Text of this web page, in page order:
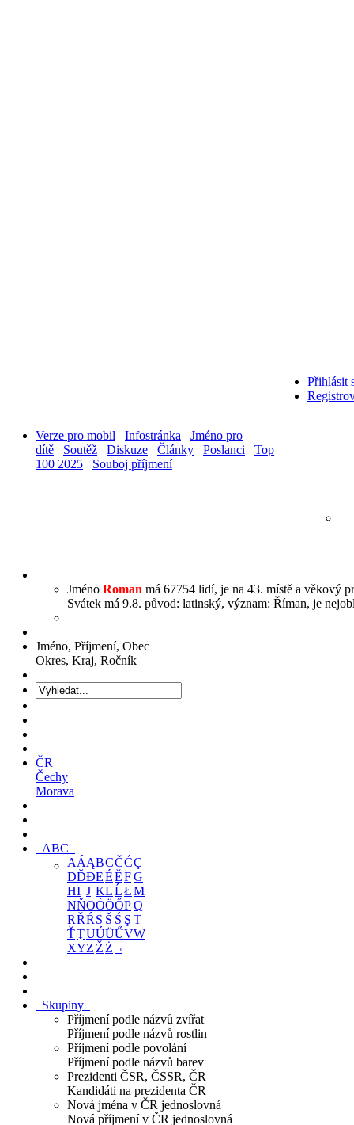
Verze pro mobil Infostránka
Jméno pro
dítě
Soutěž Diskuze Články Poslanci
Top
100 2025
Souboj příjmení
Přihlásit
Jméno Roman má 67754 lidí, je na 43. místě a věkový
Svátek má 9.8. původ: latinský, význam: Říman, je
Jméno, Příjmení, Obec
Okres, Kraj, Ročník
ČR
Čechy
Morava
ABC
AÁĄBCČĆÇ
DĎĐEÉĚFG
HI J KLĹŁM
NŇOÓÖŐPQ
RŘŔ S Š Ś Ş T
ŤŢUÚÜŰVW
XYZ Ž Ż¬
Skupiny
Příjmení podle názvů zvířat
Příjmení podle názvů rostlin
Příjmení podle povolání
Příjmení podle názvů barev
Prezidenti ČSR, ČSSR, ČR
Kandidáti na prezidenta ČR
Nová jména v ČR jednoslovná
Nová příjmení v ČR jednoslovná